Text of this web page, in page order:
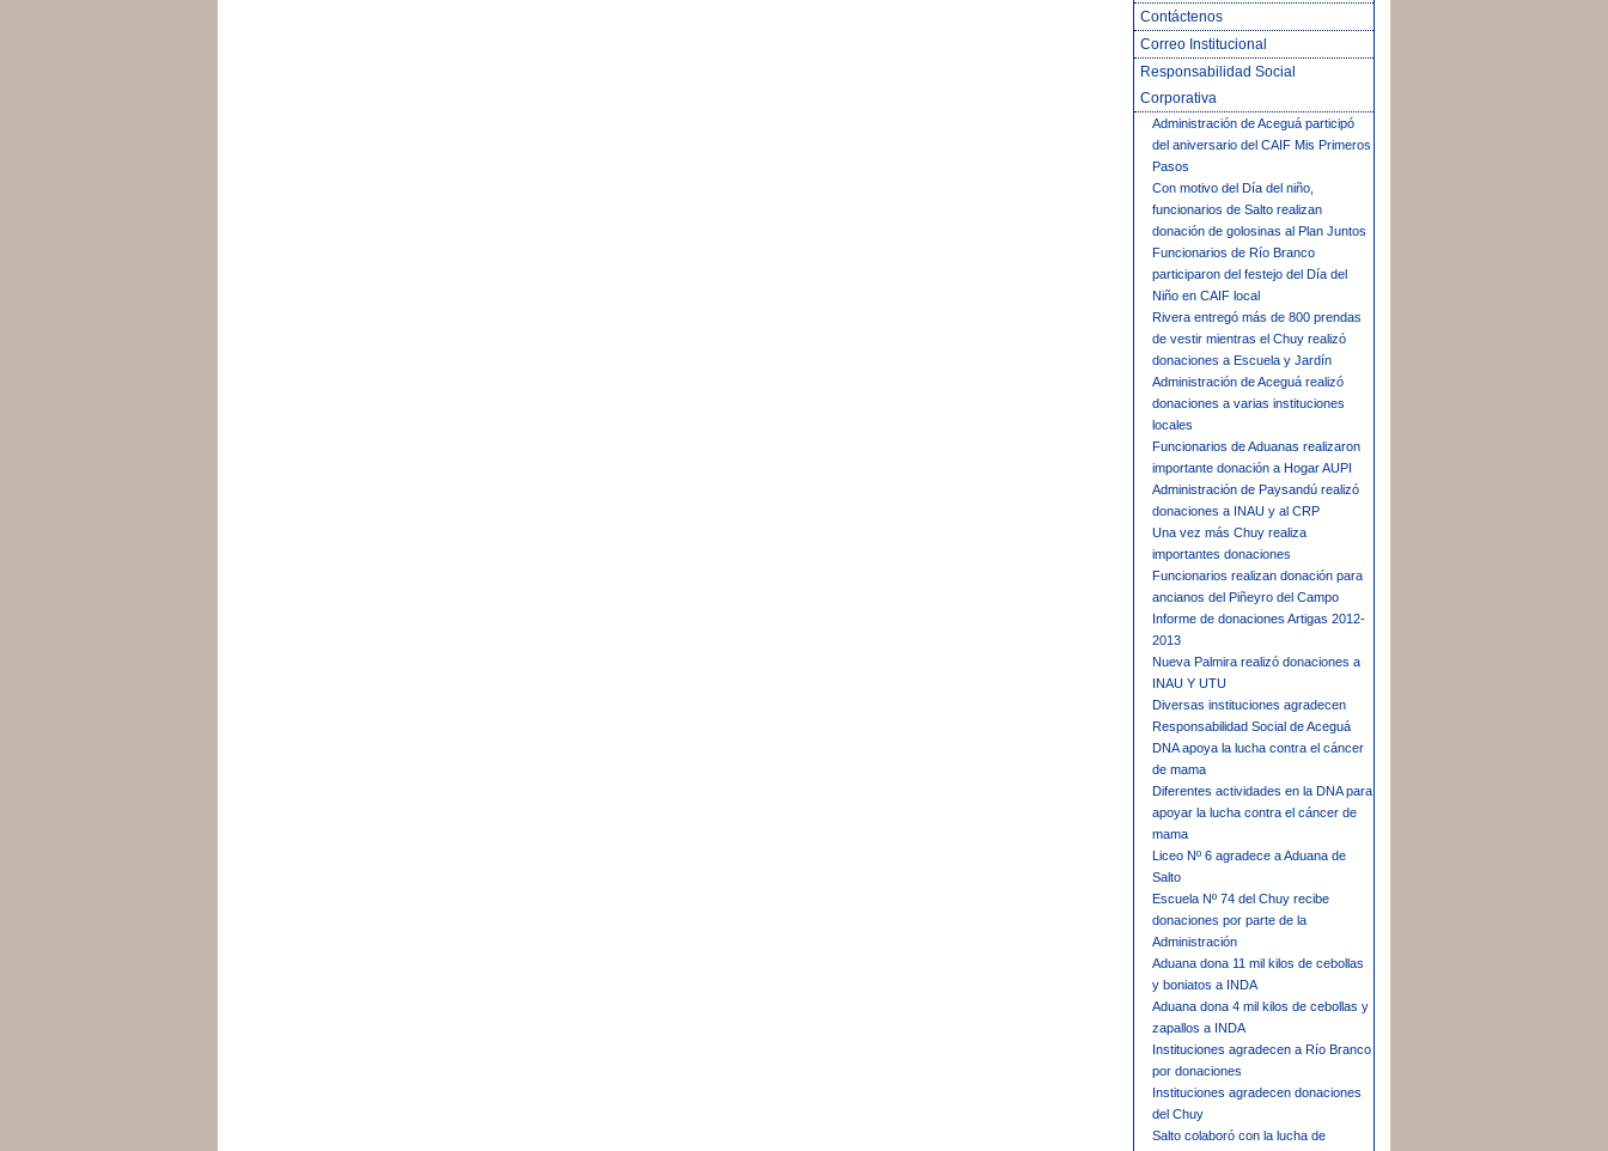
Contáctenos
Correo Institucional
Responsabilidad Social
Corporativa
Administración de Aceguá participó
del aniversario del CAIF Mis Primeros
Pasos
Con motivo del Día del niño,
funcionarios de Salto realizan
donación de golosinas al Plan Juntos
Funcionarios de Río Branco
participaron del festejo del Día del
Niño en CAIF local
Rivera entregó más de 800 prendas
de vestir mientras el Chuy realizó
donaciones a Escuela y Jardín
Administración de Aceguá realizó
donaciones a varias instituciones
locales
Funcionarios de Aduanas realizaron
importante donación a Hogar AUPI
Administración de Paysandú realizó
donaciones a INAU y al CRP
Una vez más Chuy realiza
importantes donaciones
Funcionarios realizan donación para
ancianos del Piñeyro del Campo
Informe de donaciones Artigas 2012-
2013
Nueva Palmira realizó donaciones a
INAU Y UTU
Diversas instituciones agradecen
Responsabilidad Social de Aceguá
DNA apoya la lucha contra el cáncer
de mama
Diferentes actividades en la DNA para
apoyar la lucha contra el cáncer de
mama
Liceo Nº 6 agradece a Aduana de
Salto
Escuela Nº 74 del Chuy recibe
donaciones por parte de la
Administración
Aduana dona 11 mil kilos de cebollas
y boniatos a INDA
Aduana dona 4 mil kilos de cebollas y
zapallos a INDA
Instituciones agradecen a Río Branco
por donaciones
Instituciones agradecen donaciones
del Chuy
Salto colaboró con la lucha de